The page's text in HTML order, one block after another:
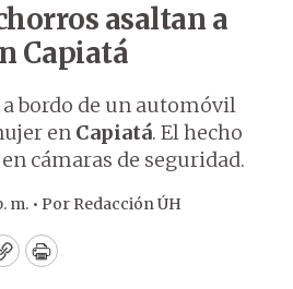
asaltan a
Capiatá
bordo de un automóvil
en Capiatá. El hecho
cámaras de seguridad.
m. • Por Redacción ÚH
CopyPrint